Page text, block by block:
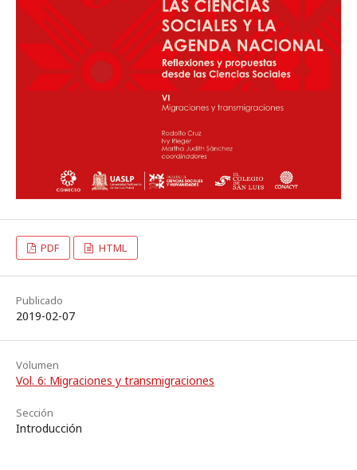
PDF HTML
Publicado
2019-02-07
Volumen
Vol. 6: Migraciones y transmigraciones
Sección
Introducción